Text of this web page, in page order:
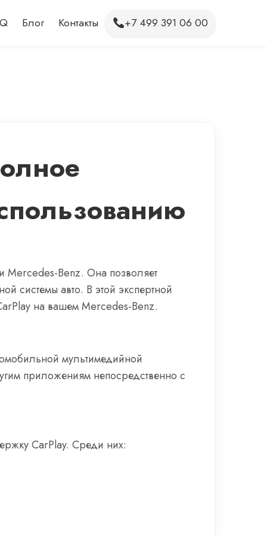
Блог Контакты +7 499 391 06 00
Mercedes-Benz. Она позволяет
системы авто. В этой экспертной
на вашем Mercedes-Benz.
мультимедийной
приложениям непосредственно с
CarPlay. Среди них: